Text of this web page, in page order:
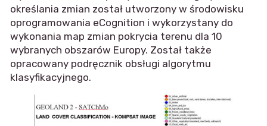
określania zmian został utworzony w środowisku
oprogramowania eCognition i wykorzystany do
wykonania map zmian pokrycia terenu dla 10
wybranych obszarów Europy. Został także
opracowany podręcznik obsługi algorytmu
klasyfikacyjnego.